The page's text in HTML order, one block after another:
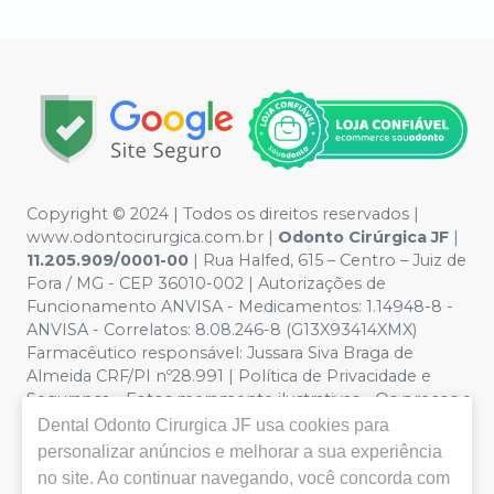
Copyright © 2024 | Todos os direitos reservados |
www.odontocirurgica.com.br | Odonto Cirúrgica JF |
11.205.909/0001-00 | Rua Halfed, 615 – Centro – Juiz de
Fora / MG - CEP 36010-002 | Autorizações de
Funcionamento ANVISA - Medicamentos: 1.14948-8 -
ANVISA - Correlatos: 8.08.246-8 (G13X93414XMX)
Farmacêutico responsável: Jussara Siva Braga de
Almeida CRF/PI nº28.991 | Política de Privacidade e
Segurança - Fotos meramente ilustrativas - Os preços e
condições da loja virtual estão sujeitos a alterações. Em
caso de divergência de preços no site, o valor válido é o
do Carrinho de Compra. Não vendemos por atacado
Dental Odonto Cirurgica JF usa cookies para
personalizar anúncios e melhorar a sua experiência
no site. Ao continuar navegando, você concorda com